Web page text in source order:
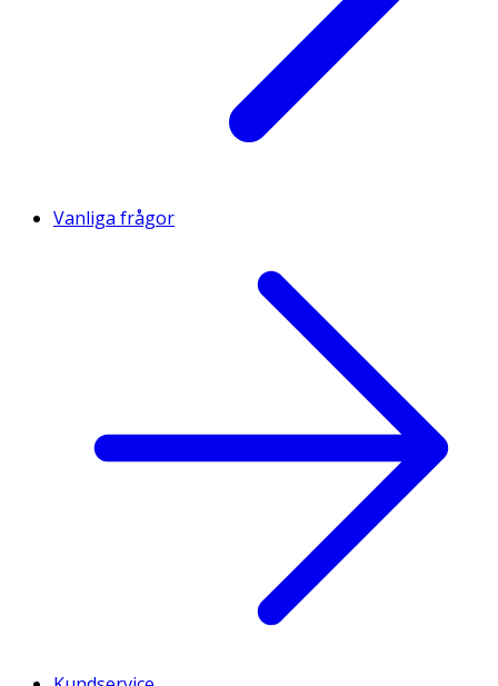
Vanliga frågor